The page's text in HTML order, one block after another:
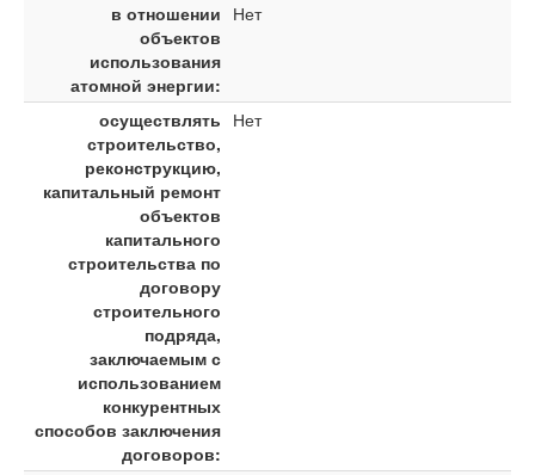
в отношении
объектов
использования
атомной энергии:
Нет
осуществлять
строительство,
реконструкцию,
капитальный ремонт
объектов
капитального
строительства по
договору
строительного
подряда,
заключаемым с
использованием
конкурентных
способов заключения
договоров:
Нет